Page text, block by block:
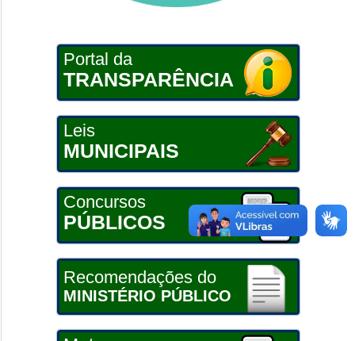
Portal da
TRANSPARÊNCIA
Leis
MUNICIPAIS
Concursos
PÚBLICOS
Recomendações do
MINISTÉRIO PÚBLICO